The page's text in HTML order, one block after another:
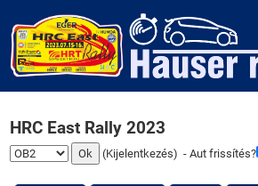
HRC East Rally 2023
(Kijelentkezés) - Aut frissítés?